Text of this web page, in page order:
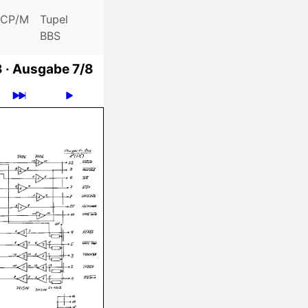
CP/M
Tupel
BBS
Ausgabe 7/8